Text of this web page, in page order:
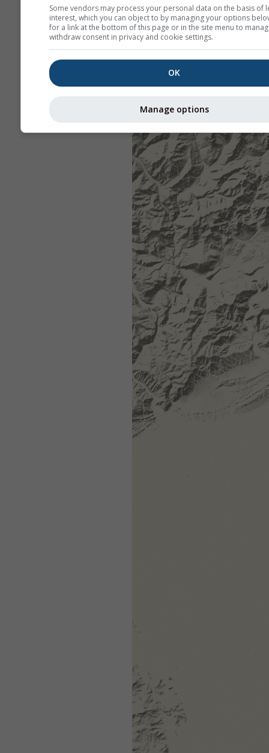
Some vendors may process your personal data on the basis of
interest, which you can object to by managing your options
for a link at the bottom of this page or in the site menu to
withdraw consent in privacy and cookie settings.
OK
Manage options